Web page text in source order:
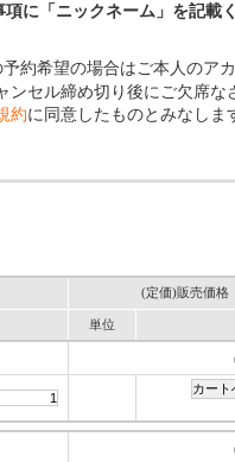
に「ニックネーム」を記載
約希望の場合はご本人の
セル締め切り後にご欠席な
約に同意したものとみなしま
(定価)販売価格
単位